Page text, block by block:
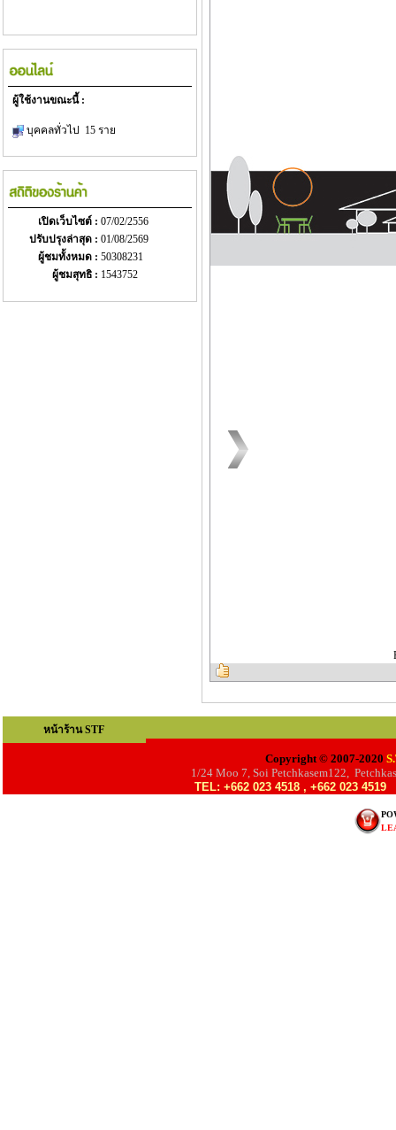
ผู้ใช้งานขณะนี้ :
บุคคลทั่วไป 15 ราย
เปิดเว็บไซต์ : 07/02/2556
ปรับปรุงล่าสุด : 01/08/2569
ผู้ชมทั้งหมด : 50308231
ผู้ชมสุทธิ : 1543752
หน้าร้าน STF
Copyright © 2007-2020
1/24 Moo 7, Soi Petchkasem122,
TEL: +662 023 4518 , +662 023